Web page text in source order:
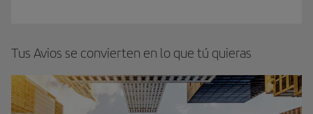
Tus Avios se convierten en lo que tú quieras